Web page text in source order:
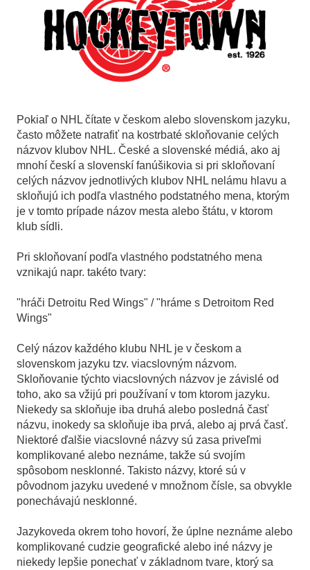
Pokiaľ o NHL čítate v českom alebo slovenskom jazyku,
často môžete natrafiť na kostrbaté skloňovanie celých
názvov klubov NHL. České a slovenské médiá, ako aj
mnohí českí a slovenskí fanúšikovia si pri skloňovaní
celých názvov jednotlivých klubov NHL nelámu hlavu a
skloňujú ich podľa vlastného podstatného mena, ktorým
je v tomto prípade názov mesta alebo štátu, v ktorom
klub sídli.
Pri skloňovaní podľa vlastného podstatného mena
vznikajú napr. takéto tvary:
"hráči Detroitu Red Wings" / "hráme s Detroitom Red
Wings"
Celý názov každého klubu NHL je v českom a
slovenskom jazyku tzv. viacslovným názvom.
Skloňovanie týchto viacslovných názvov je závislé od
toho, ako sa vžijú pri používaní v tom ktorom jazyku.
Niekedy sa skloňuje iba druhá alebo posledná časť
názvu, inokedy sa skloňuje iba prvá, alebo aj prvá časť.
Niektoré ďalšie viacslovné názvy sú zasa priveľmi
komplikované alebo neznáme, takže sú svojím
spôsobom nesklonné. Takisto názvy, ktoré sú v
pôvodnom jazyku uvedené v množnom čísle, sa obvykle
ponechávajú nesklonné.
Jazykoveda okrem toho hovorí, že úplne neznáme alebo
komplikované cudzie geografické alebo iné názvy je
niekedy lepšie ponechať v základnom tvare, ktorý sa